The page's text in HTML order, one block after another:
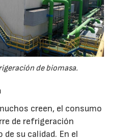
de biomasa.
creen, el consumo
de refrigeración
de su calidad. En el